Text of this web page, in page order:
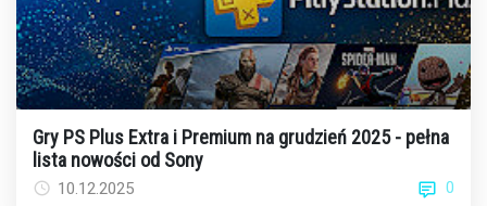
Gry PS Plus Extra i Premium na grudzień 2025 - pełna
lista nowości od Sony
10.12.2025 0